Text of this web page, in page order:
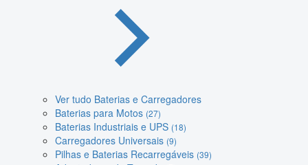
Ver tudo Baterias e Carregadores
Baterias para Motos (27)
Baterias Industriais e UPS (18)
Carregadores Universais (9)
Pilhas e Baterias Recarregáveis (39)